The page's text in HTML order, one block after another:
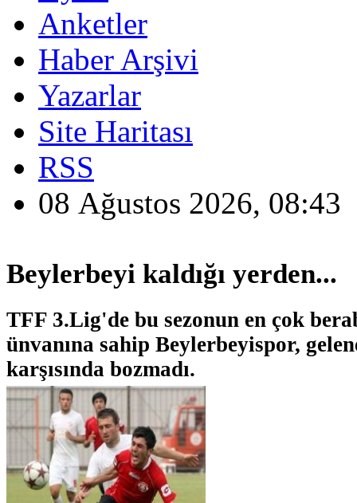
Anketler
Haber Arşivi
Yazarlar
Site Haritası
RSS
08 Ağustos 2026, 08:43
Beylerbeyi kaldığı yerden...
TFF 3.Lig'de bu sezonun en çok
ünvanına sahip Beylerbeyispor,
karşısında bozmadı.